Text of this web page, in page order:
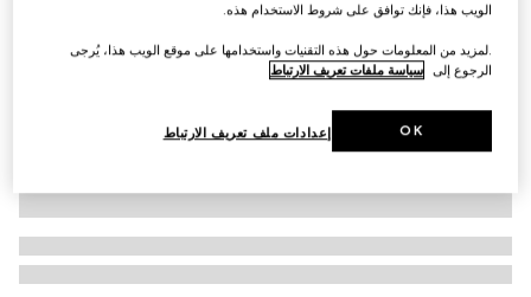
الويب هذا، فإنك توافق على شروط الاستخدام هذه.
.لمزيد من المعلومات حول هذه التقنيات واستخدامها على موقع الويب هذا، يُرجى
الرجوع إلى سياسة ملفات تعريف الارتباط
إعدادات ملف تعريف الارتباط OK